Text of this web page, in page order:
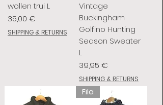
wollen trui L
Preis
35,00 €
SHIPPING & RETURNS
Vintage
Buckingham
Golfino Hunting
Season Sweater
L
Preis
39,95 €
SHIPPING & RETURNS
Fila